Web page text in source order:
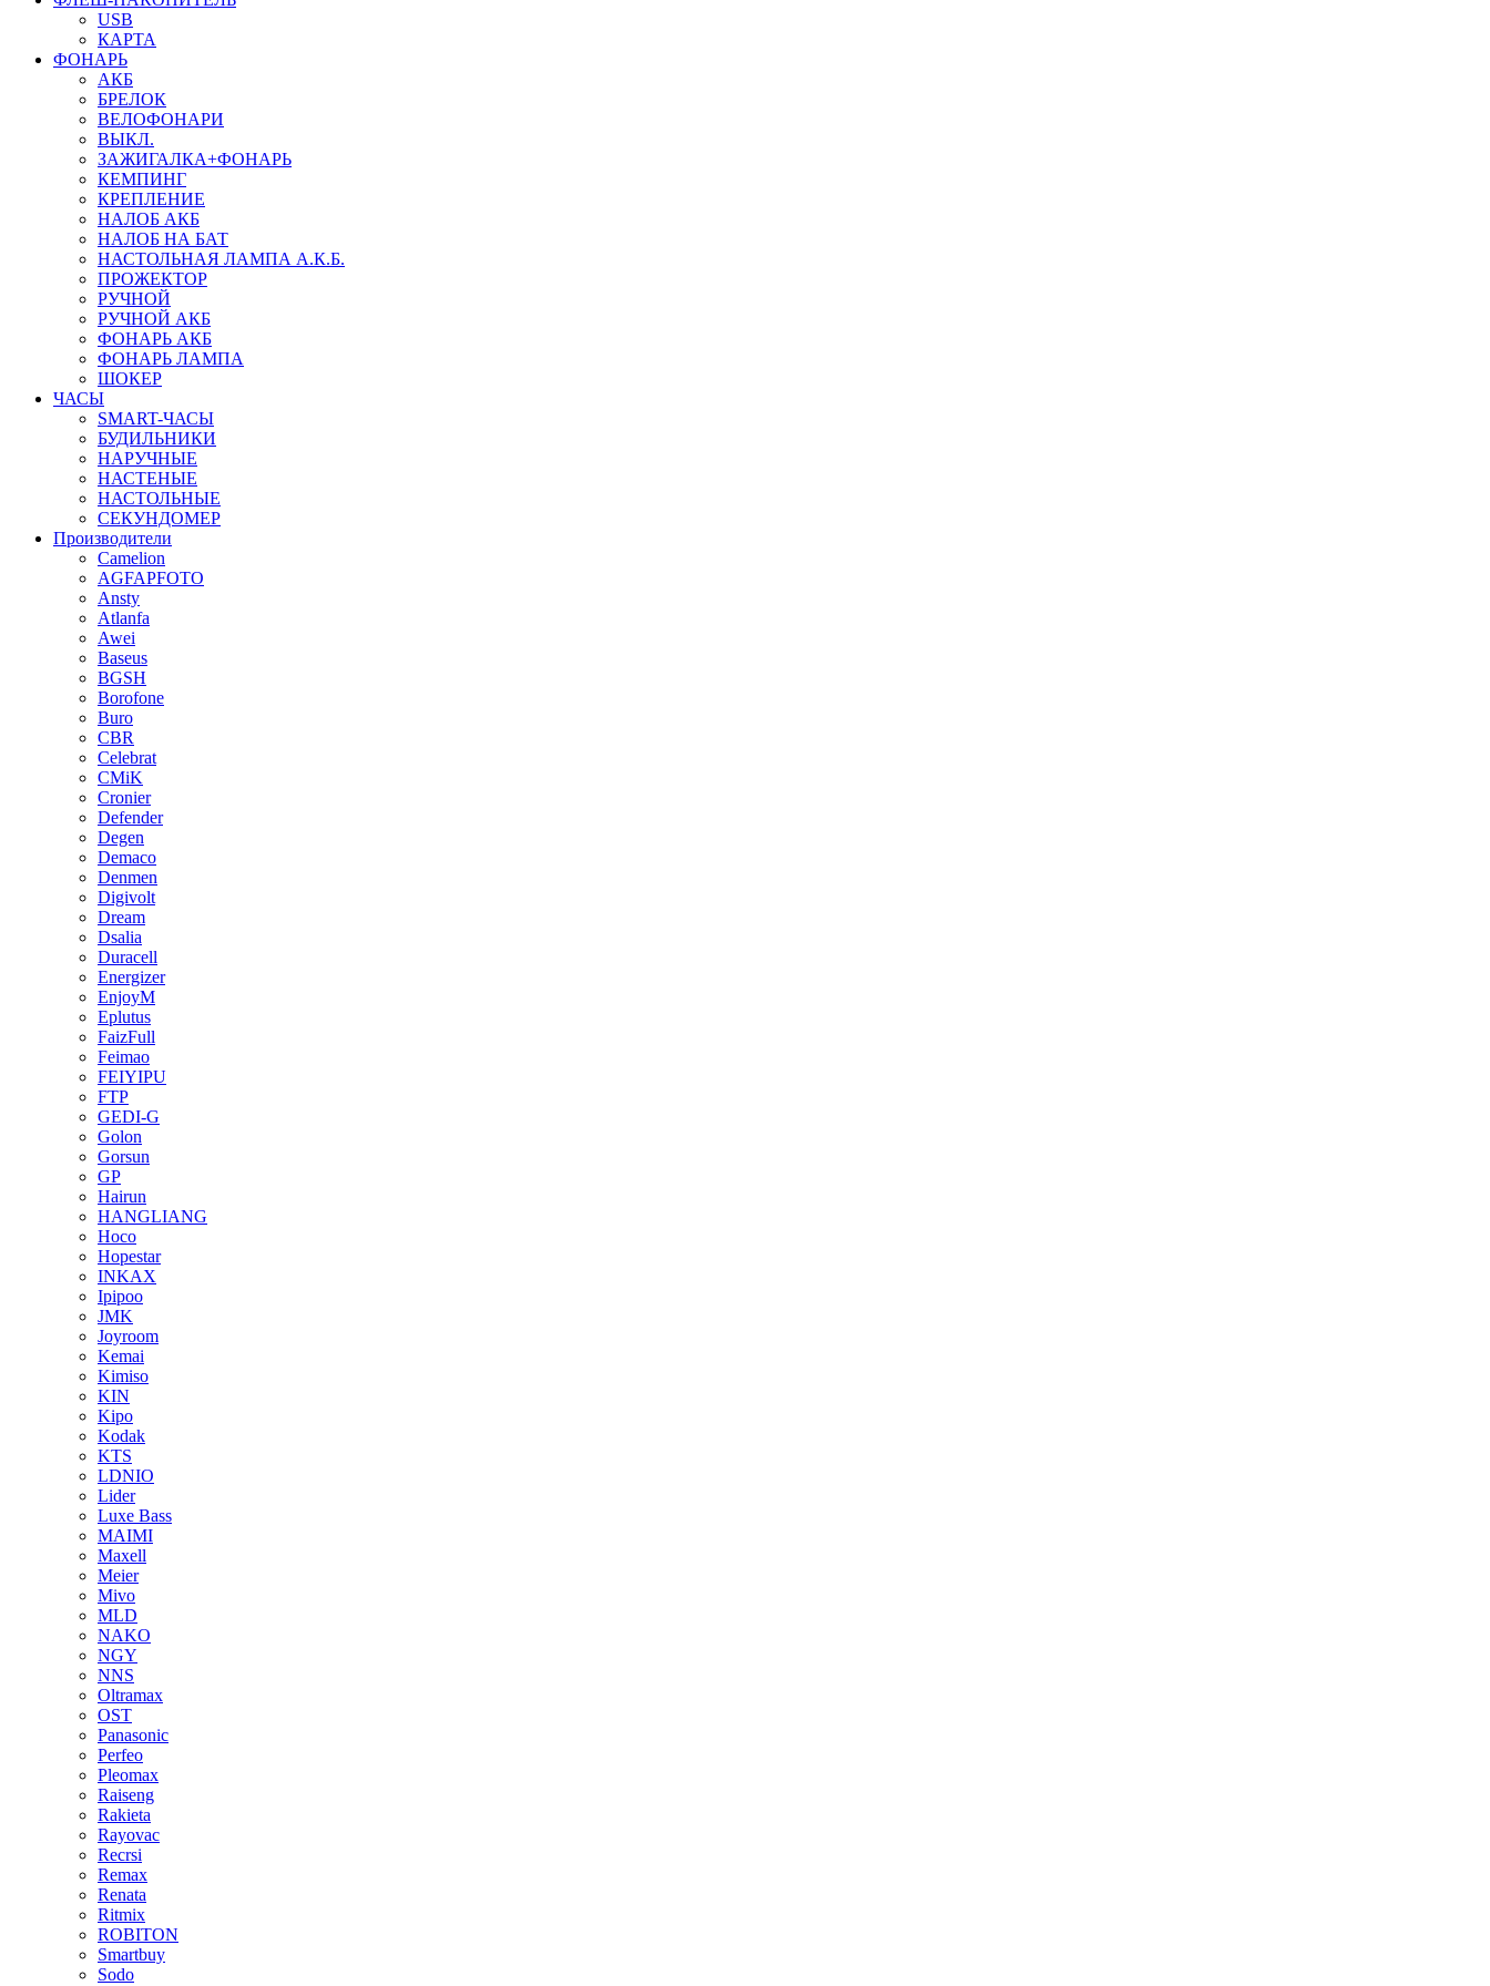
USB
КАРТА
ФОНАРЬ
АКБ
БРЕЛОК
ВЕЛОФОНАРИ
ВЫКЛ.
ЗАЖИГАЛКА+ФОНАРЬ
КЕМПИНГ
КРЕПЛЕНИЕ
НАЛОБ АКБ
НАЛОБ НА БАТ
НАСТОЛЬНАЯ ЛАМПА А.К.Б.
ПРОЖЕКТОР
РУЧНОЙ
РУЧНОЙ АКБ
ФОНАРЬ АКБ
ФОНАРЬ ЛАМПА
ШОКЕР
ЧАСЫ
SMART-ЧАСЫ
БУДИЛЬНИКИ
НАРУЧНЫЕ
НАСТЕНЫЕ
НАСТОЛЬНЫЕ
СЕКУНДОМЕР
Производители
Camelion
AGFAPFOTO
Ansty
Atlanfa
Awei
Baseus
BGSH
Borofone
Buro
CBR
Celebrat
CMiK
Cronier
Defender
Degen
Demaco
Denmen
Digivolt
Dream
Dsalia
Duracell
Energizer
EnjoyM
Eplutus
FaizFull
Feimao
FEIYIPU
FTP
GEDI-G
Golon
Gorsun
GP
Hairun
HANGLIANG
Hoco
Hopestar
INKAX
Ipipoo
JMK
Joyroom
Kemai
Kimiso
KIN
Kipo
Kodak
KTS
LDNIO
Lider
Luxe Bass
MAIMI
Maxell
Meier
Mivo
MLD
NAKO
NGY
NNS
Oltramax
OST
Panasonic
Perfeo
Pleomax
Raiseng
Rakieta
Rayovac
Recrsi
Remax
Renata
Ritmix
ROBITON
Smartbuy
Sodo